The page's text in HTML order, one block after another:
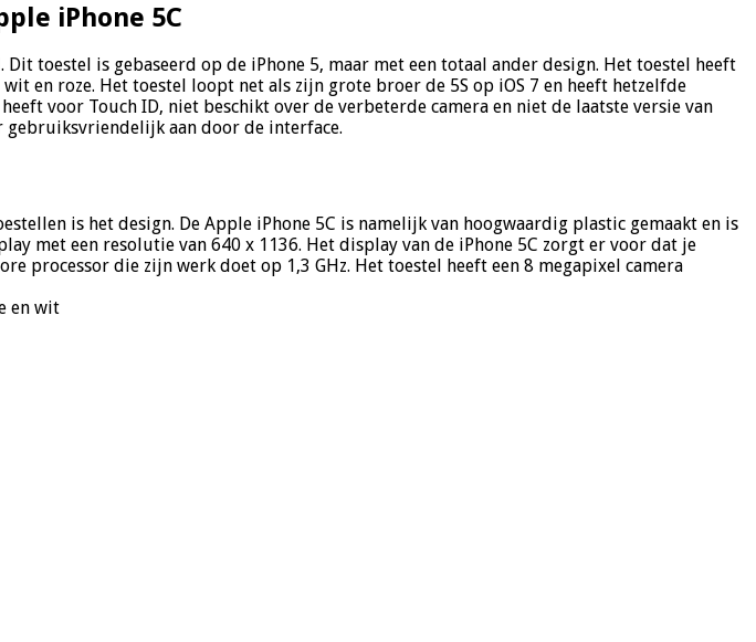
iPhone 5C
toestel is gebaseerd op de iPhone 5, maar met een totaal ander design. Het toestel heeft
en roze. Het toestel loopt net als zijn grote broer de 5S op iOS 7 en heeft hetzelfde
voor Touch ID, niet beschikt over de verbeterde camera en niet de laatste versie van
gebruiksvriendelijk aan door de interface.
is het design. De Apple iPhone 5C is namelijk van hoogwaardig plastic gemaakt en is
met een resolutie van 640 x 1136. Het display van de iPhone 5C zorgt er voor dat je
processor die zijn werk doet op 1,3 GHz. Het toestel heeft een 8 megapixel camera
en wit